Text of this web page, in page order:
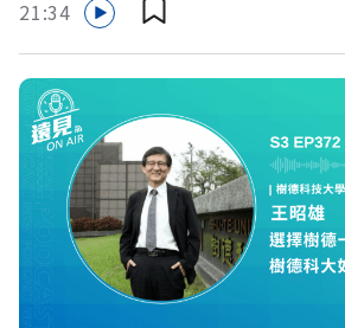
https://bit.ly/3AjBWNVYT：https://
多家合作業者任你選，馬上來找適用
https://fstry.pse.is/9epct2 —— 以上
Firstory Podcast 廣告 —— 你常在職場
犯錯，甚至覺得自己正遭受不友善的
中的人際摩擦、怕輸怕失敗的緊繃感成
是委屈討好或一味逃避，更需要學會看
「職場冰山」。 本集《遠見 ON AIR》
通引導師、天下文化新書《透視職場
佳芸老師，帶你透過「冰山理論」拆
突，學會用「好奇」代替「批判」。即
21:34